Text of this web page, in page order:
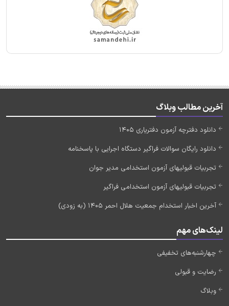
آخرین مطالب وبلاگ
دانلود دفترچه آزمون دفتریاری 1405
دانلود رایگان سوالات فراگیر دستگاه اجرایی با پاسخنامه
تجربیات قبولیهای آزمون استخدامی مدیر جوان
تجربیات قبولیهای آزمون استخدامی فراگیر
آخرین اخبار استخدام جمعیت هلال احمر 1405 (به زودی)
لینک‌های مهم
چهارشنبه‌های تخفیفی
رضایت و قبولی
وبلاگ